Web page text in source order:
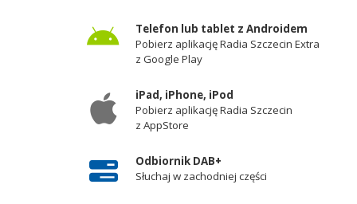
Telefon lub tablet z Androidem
Pobierz aplikację Radia Szczecin Extra
z Google Play
iPad, iPhone, iPod
Pobierz aplikację Radia Szczecin
z AppStore
Odbiornik DAB+
Słuchaj w zachodniej części